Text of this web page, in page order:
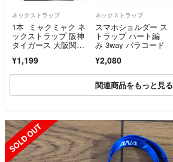
ネックストラップ
1本 ミャクミャク ネ
ックストラップ 阪神
タイガース 大阪関西
¥1,199
ネックストラップ
スマホショルダー ス
トラップ ハート編
み 3way パラコード
¥2,080
関連商品をもっと見る
SOLD OUT